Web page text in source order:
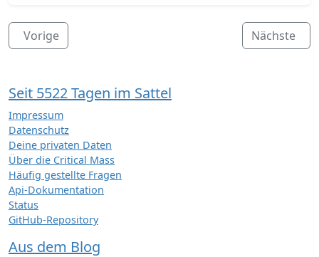
Vorige Nächste
Seit 5522 Tagen im Sattel
Impressum
Datenschutz
Deine privaten Daten
Über die Critical Mass
Häufig gestellte Fragen
Api-Dokumentation
Status
GitHub-Repository
Aus dem Blog